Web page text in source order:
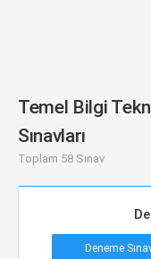
Temel Bilgi
Sınavları
Toplam 58 Sınav
Deneme